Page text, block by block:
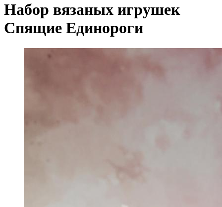
Набор вязаных игрушек
Спящие Единороги